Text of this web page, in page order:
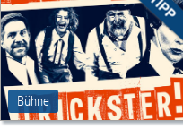
Bühne